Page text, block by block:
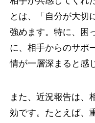
とは、「自分が大切
強めます。特に、困
に、相手からのサポ
情が一層深まると感
また、近況報告は、
効です。たとえば、